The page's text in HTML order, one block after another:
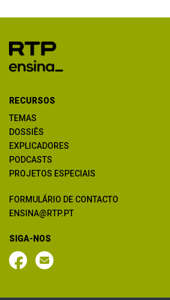
RECURSOS
TEMAS
DOSSIÊS
EXPLICADORES
PODCASTS
PROJETOS ESPECIAIS
FORMULÁRIO DE CONTACTO
ENSINA@RTP.PT
SIGA-NOS